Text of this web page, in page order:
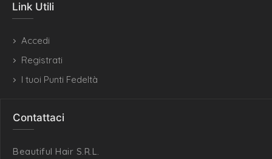
Link Utili
Accedi
Registrati
I tuoi Punti Fedeltà
Contattaci
Beautiful Hair S.R.L.